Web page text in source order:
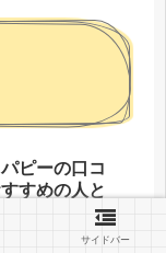
ピーの口コ
すめの人と
比較も解説！
売されたマイク
サイドバー